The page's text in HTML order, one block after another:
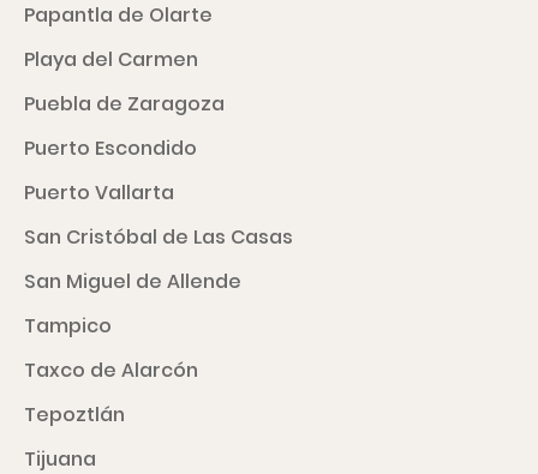
Papantla de Olarte
Playa del Carmen
Puebla de Zaragoza
Puerto Escondido
Puerto Vallarta
San Cristóbal de Las Casas
San Miguel de Allende
Tampico
Taxco de Alarcón
Tepoztlán
Tijuana